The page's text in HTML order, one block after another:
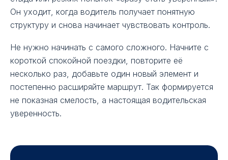
Он уходит, когда водитель получает понятную
структуру и снова начинает чувствовать контроль.
Не нужно начинать с самого сложного. Начните с
короткой спокойной поездки, повторите её
несколько раз, добавьте один новый элемент и
постепенно расширяйте маршрут. Так формируется
не показная смелость, а настоящая водительская
уверенность.